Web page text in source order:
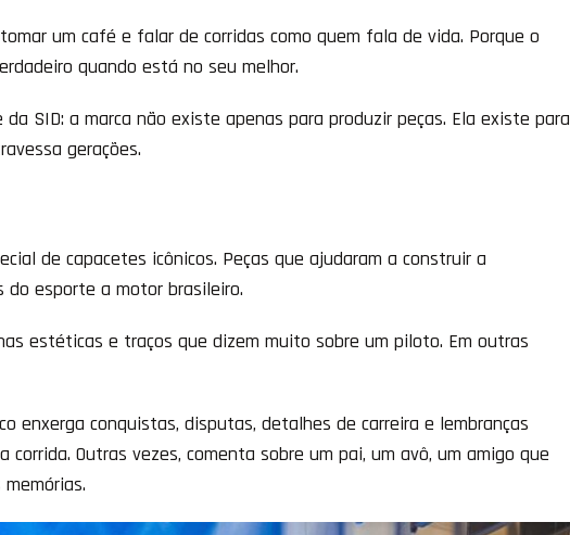
um café e falar de corridas como quem fala de vida. Porque o
quando está no seu melhor.
SID: a marca não existe apenas para produzir peças. Ela existe para
gerações.
de capacetes icônicos. Peças que ajudaram a construir a
esporte a motor brasileiro.
estéticas e traços que dizem muito sobre um piloto. Em outras
enxerga conquistas, disputas, detalhes de carreira e lembranças
Outras vezes, comenta sobre um pai, um avô, um amigo que